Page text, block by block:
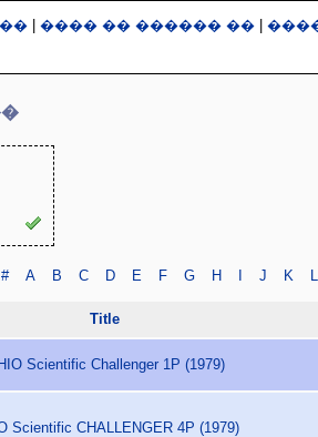
���� �� ������ ��
# A B C D E F G H I J K L
Title
Scientific Challenger 1P (1979)
Scientific CHALLENGER 4P (1979)